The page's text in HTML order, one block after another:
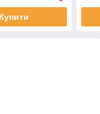
Купити